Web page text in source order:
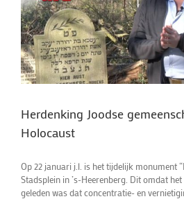
Herdenking Joodse
Holocaust
Op 22 januari j.l. is het tijdelijk monument
Stadsplein in ’s-Heerenberg. Dit omdat
geleden was dat concentratie- en